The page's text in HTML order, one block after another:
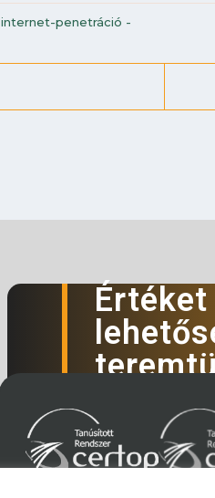
internet-penetráció -
Értéket